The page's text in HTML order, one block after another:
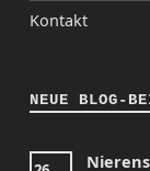
Kontakt
NEUE BLOG-